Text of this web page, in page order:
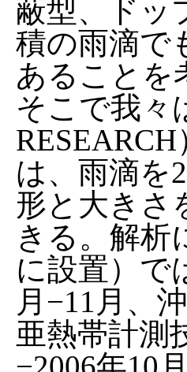
蔽型、ドッ
積の雨滴で
あることを
そこで我々
は、雨滴を
形と大きさ
きる。解析
に設置）で
月−11月、
亜熱帯計測